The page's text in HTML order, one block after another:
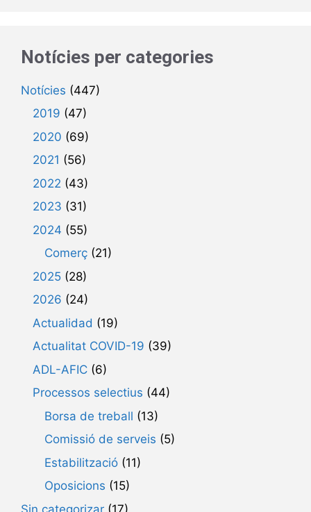
Notícies per categories
Notícies (447)
2019 (47)
2020 (69)
2021 (56)
2022 (43)
2023 (31)
2024 (55)
Comerç (21)
2025 (28)
2026 (24)
Actualidad (19)
Actualitat COVID-19 (39)
ADL-AFIC (6)
Processos selectius (44)
Borsa de treball (13)
Comissió de serveis (5)
Estabilització (11)
Oposicions (15)
Sin categorizar (17)